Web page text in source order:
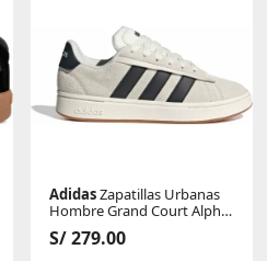
AdidasZapatillas Urbanas
Hombre Grand Court Alpha
00s
S/ 279.00